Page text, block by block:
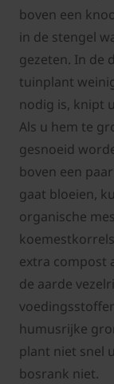
boven een
in de stengel
gezeten. In de
tuinplant
nodig is, knipt
Als u hem te
gesnoeid
boven een
gaat bloeien,
organische
extra compost
de aarde
humusrijke
plant niet snel
bosrank niet.